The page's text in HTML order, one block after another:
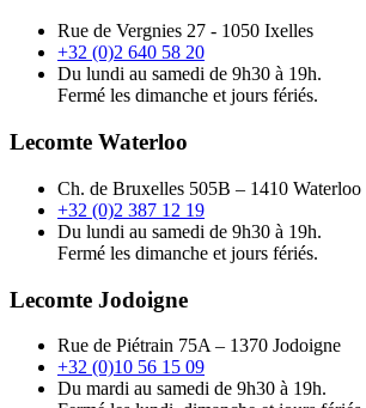
Rue de Vergnies 27 - 1050 Ixelles
+32 (0)2 640 58 20
Du lundi au samedi de 9h30 à 19h.
Fermé les dimanche et jours fériés.
Lecomte Waterloo
Ch. de Bruxelles 505B – 1410 Waterloo
+32 (0)2 387 12 19
Du lundi au samedi de 9h30 à 19h.
Fermé les dimanche et jours fériés.
Lecomte Jodoigne
Rue de Piétrain 75A – 1370 Jodoigne
+32 (0)10 56 15 09
Du mardi au samedi de 9h30 à 19h.